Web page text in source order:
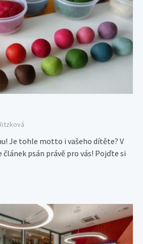
Je tohle motto i vašeho dítěte? V
psán právě pro vás! Pojďte si